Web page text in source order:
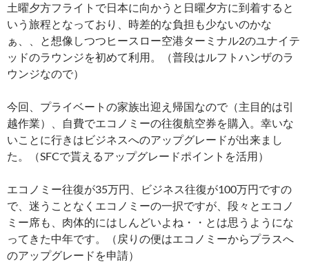
土曜夕方フライトで日本に向かうと日曜夕方に到着すると
いう旅程となっており、時差的な負担も少ないのかな
ぁ、、と想像しつつヒースロー空港ターミナル2のユナイテ
ッドのラウンジを初めて利用。（普段はルフトハンザのラ
ウンジなので）
今回、プライベートの家族出迎え帰国なので（主目的は引
越作業）、自費でエコノミーの往復航空券を購入。幸いな
いことに行きはビジネスへのアップグレードが出来まし
た。（SFCで貰えるアップグレードポイントを活用）
エコノミー往復が35万円、ビジネス往復が100万円ですの
で、迷うことなくエコノミーの一択ですが、段々とエコノ
ミー席も、肉体的にはしんどいよね・・とは思うようにな
ってきた中年です。（戻りの便はエコノミーからプラスへ
のアップグレードを申請）